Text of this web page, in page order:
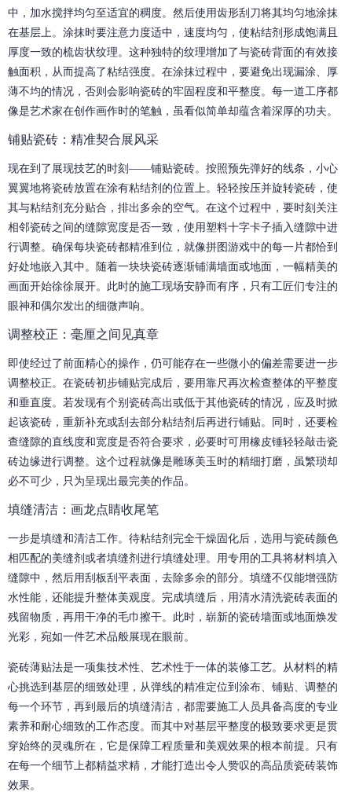
中，加水搅拌均匀至适宜的稠度。然后使用齿形刮刀将其均匀地涂抹
在基层上。涂抹时要注意力度适中，速度均匀，使粘结剂形成饱满且
厚度一致的梳齿状纹理。这种独特的纹理增加了与瓷砖背面的有效接
触面积，从而提高了粘结强度。在涂抹过程中，要避免出现漏涂、厚
薄不均的情况，否则会影响瓷砖的牢固程度和平整度。每一道工序都
像是艺术家在创作画作时的笔触，虽看似简单却蕴含着深厚的功夫。
铺贴瓷砖：精准契合展风采
现在到了展现技艺的时刻——铺贴瓷砖。按照预先弹好的线条，小心
翼翼地将瓷砖放置在涂有粘结剂的位置上。轻轻按压并旋转瓷砖，使
其与粘结剂充分贴合，排出多余的空气。在这个过程中，要时刻关注
相邻瓷砖之间的缝隙宽度是否一致，使用塑料十字卡子插入缝隙中进
行调整。确保每块瓷砖都精准到位，就像拼图游戏中的每一片都恰到
好处地嵌入其中。随着一块块瓷砖逐渐铺满墙面或地面，一幅精美的
画面开始徐徐展开。此时的施工现场安静而有序，只有工匠们专注的
眼神和偶尔发出的细微声响。
调整校正：毫厘之间见真章
即使经过了前面精心的操作，仍可能存在一些微小的偏差需要进一步
调整校正。在瓷砖初步铺贴完成后，要用靠尺再次检查整体的平整度
和垂直度。若发现有个别瓷砖高出或低于其他瓷砖的情况，应及时掀
起该瓷砖，重新补充或刮去部分粘结剂后再进行铺贴。同时，还要检
查缝隙的直线度和宽度是否符合要求，必要时可用橡皮锤轻轻敲击瓷
砖边缘进行调整。这个过程就像是雕琢美玉时的精细打磨，虽繁琐却
必不可少，只为呈现出最完美的作品。
填缝清洁：画龙点睛收尾笔
一步是填缝和清洁工作。待粘结剂完全干燥固化后，选用与瓷砖颜色
相匹配的美缝剂或者填缝剂进行填缝处理。用专用的工具将材料填入
缝隙中，然后用刮板刮平表面，去除多余的部分。填缝不仅能增强防
水性能，还能提升整体美观度。完成填缝后，用清水清洗瓷砖表面的
残留物质，再用干净的毛巾擦干。此时，崭新的瓷砖墙面或地面焕发
光彩，宛如一件艺术品般展现在眼前。
瓷砖薄贴法是一项集技术性、艺术性于一体的装修工艺。从材料的精
心挑选到基层的细致处理，从弹线的精准定位到涂布、铺贴、调整的
每一个环节，再到最后的填缝清洁，都需要施工人员具备高度的专业
素养和耐心细致的工作态度。而其中对基层平整度的极致要求更是贯
穿始终的灵魂所在，它是保障工程质量和美观效果的根本前提。只有
在每一个细节上都精益求精，才能打造出令人赞叹的高品质瓷砖装饰
效果。